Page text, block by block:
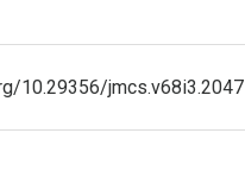
10.29356/jmcs.v68i3.2047